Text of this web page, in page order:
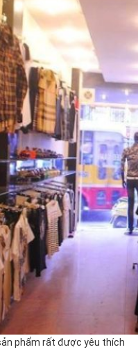
phẩm rất được yêu thích